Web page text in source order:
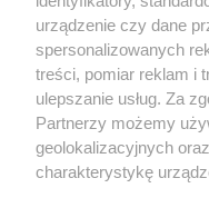
tzn. bez właściwej zgody,
ścigane prawnie.
urządzenie czy dane
spersonalizowanych
treści, pomiar reklam i
ulepszanie usług. Za
Partnerzy możemy
geolokalizacyjnych
charakterystykę